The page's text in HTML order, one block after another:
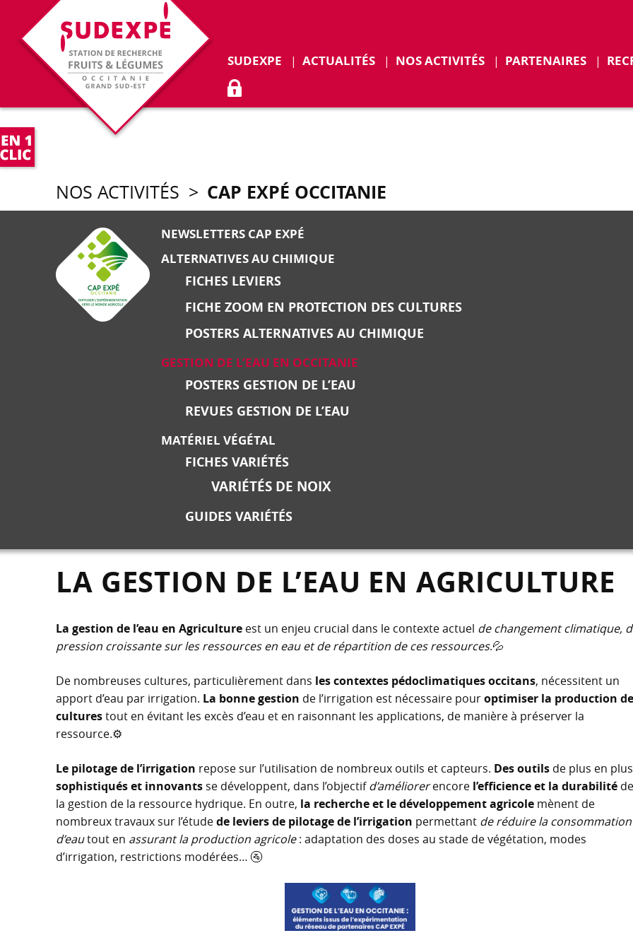
SUDEXPE Déplier
ACTUALITÉS NOS ACTIVITÉS Déplier
PARTENAIRES
ACCÈS ADHÉRENTS
NOS ACTIVITÉS > CAP EXPÉ OCCITANIE
NEWSLETTERS CAP EXPÉ
ALTERNATIVES AU CHIMIQUE
FICHES LEVIERS
FICHE ZOOM EN PROTECTION DES CULTURES
POSTERS ALTERNATIVES AU CHIMIQUE
GESTION DE L’EAU EN OCCITANIE
POSTERS GESTION DE L’EAU
REVUES GESTION DE L’EAU
MATÉRIEL VÉGÉTAL
FICHES VARIÉTÉS
VARIÉTÉS DE NOIX
GUIDES VARIÉTÉS
LA GESTION DE L’EAU EN AGRICULTURE
La gestion de l’eau en Agriculture est un enjeu crucial dans le contexte actuel de changement climatique,
pression croissante sur les ressources en eau et de répartition de ces ressources.💦
De nombreuses cultures, particulièrement dans les contextes pédoclimatiques occitans, nécessitent un
apport d’eau par irrigation. La bonne gestion de l’irrigation est nécessaire pouroptimiser la production
culturestout en évitant les excès d’eau et en raisonnant les applications, de manière à préserver la
ressource.⚙️
Le pilotage de l’irrigation repose sur l’utilisation de nombreux outils et capteurs. Des outils de plus en plus
sophistiqués et innovants se développent, dans l’objectifd’améliorerencore l’efficience et la durabilité
la gestion de la ressource hydrique. En outre, la recherche et le développement agricole mènent de
nombreux travaux sur l’étudede leviers de pilotage de l’irrigation permettant de réduire la consommation
d’eautout en assurant la production agricole: adaptation des doses au stade de végétation, modes
d’irrigation, restrictions modérées… 🚰